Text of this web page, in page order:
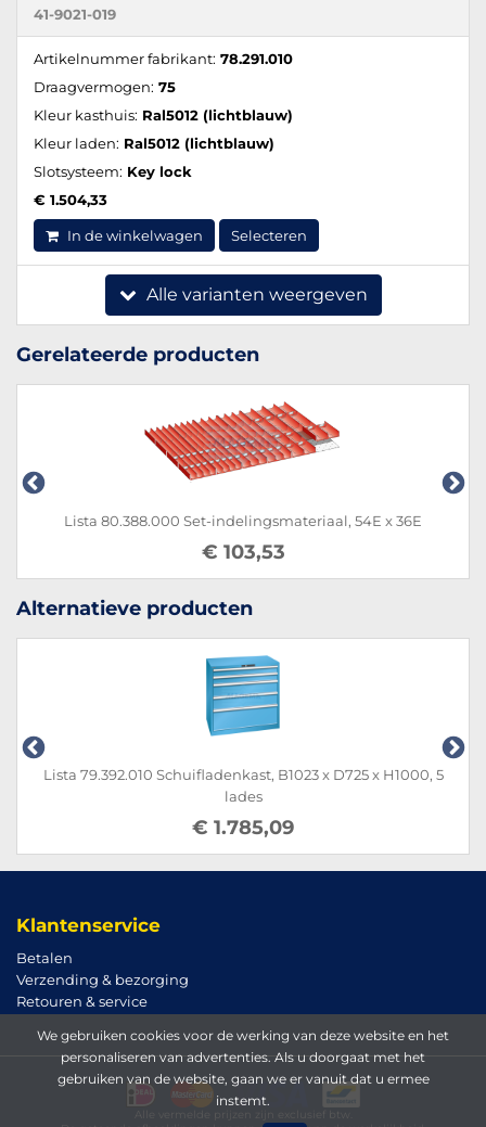
41-9021-019
Artikelnummer fabrikant: 78.291.010
Draagvermogen: 75
Kleur kasthuis: Ral5012 (lichtblauw)
Kleur laden: Ral5012 (lichtblauw)
Slotsysteem: Key lock
€ 1.504,33
In de winkelwagen Selecteren
Alle varianten weergeven
Gerelateerde producten
Set-indelingsmateriaal, 54E x 36E Lista 80.450.000
Alternatieve producten
79.392.010 Schuifladenkast, B1023 x D725 x H1000, 5
€ 1.785,09
Klantenservice
Betalen
Verzending & bezorging
Retouren & service
Alle vermelde prijzen zijn exclusief btw.
We gebruiken cookies voor de werking van deze website en het
personaliseren van advertenties. Als u doorgaat met het
gebruiken van de website, gaan we er vanuit dat u ermee
instemt.